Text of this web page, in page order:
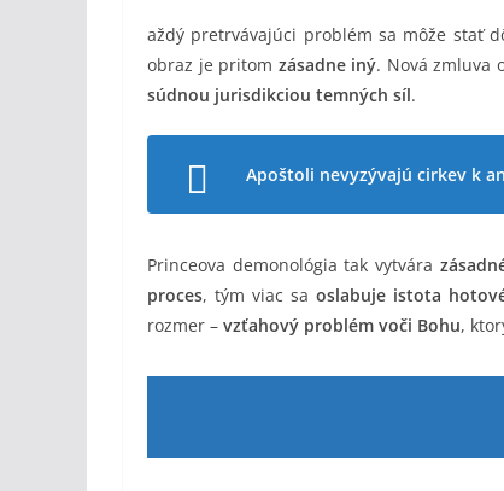
aždý pretrvávajúci problém sa môže stať
obraz je pritom zásadne iný. Nová zmluva
súdnou jurisdikciou temných síl.
Apoštoli nevyzývajú cirkev k
Princeova demonológia tak vytvára
proces, tým viac sa oslabuje istota
rozmer – vzťahový problém voči Bohu,